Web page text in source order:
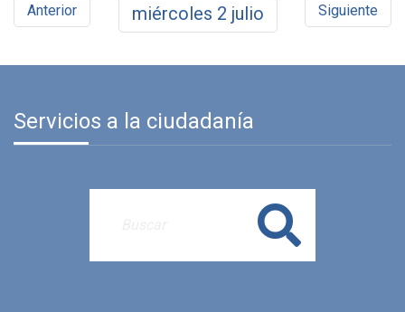
Anterior miércoles 2 julio Siguiente
Servicios a la ciudadanía
Buscar